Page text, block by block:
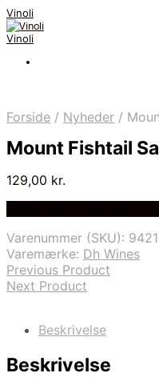
Vinoli
Vinoli
Forside / Nyheder /
Mount Fishtail
129,00 kr.
Varenummer (SKU):
Varemærke: Dh Wines
Previous Product
Next Product
Beskrivelse
Beskrivelse